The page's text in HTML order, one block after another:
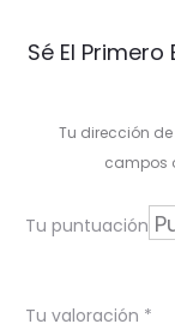
V
a
r
Sé El Primero
Tu dirección
campos
Tu puntuación
Tu valoración *